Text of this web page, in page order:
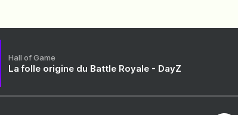
Hall of Game
La folle origine du Battle Royale - DayZ